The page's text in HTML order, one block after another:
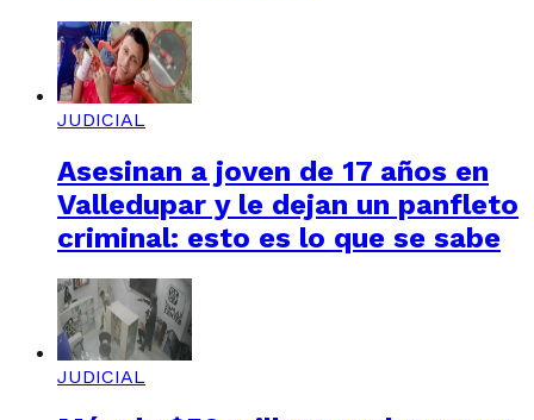
JUDICIAL
Asesinan a joven de 17 años en
Valledupar y le dejan un panfleto
criminal: esto es lo que se sabe
JUDICIAL